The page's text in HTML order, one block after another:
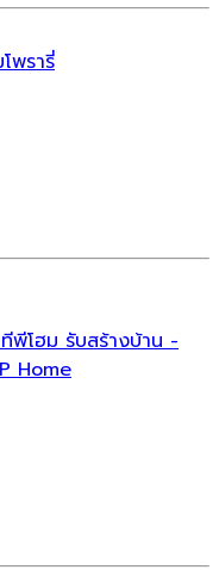
พรารี่
พีโฮม รับสร้างบ้าน -
Home